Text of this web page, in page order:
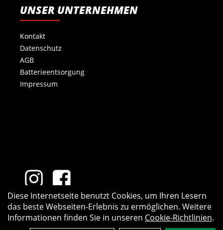
UNSER UNTERNEHMEN
Kontakt
Datenschutz
AGB
Batterieentsorgung
Impressum
Diese Internetseite benutzt Cookies, um Ihren Lesern
das beste Webseiten-Erlebnis zu ermöglichen. Weitere
Informationen finden Sie in unseren Cookie-Richtlinien.